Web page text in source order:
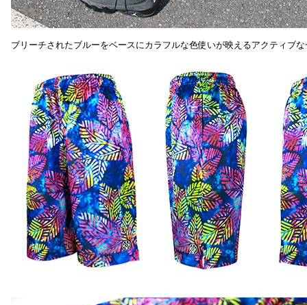
ブリーチされたブルーをベースにカラフルな色使いが映えるアクティブ